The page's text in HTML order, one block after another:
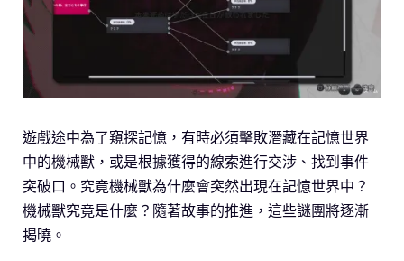
遊戲途中為了窺探記憶，有時必須擊敗潛藏在記憶世界
中的機械獸，或是根據獲得的線索進行交涉、找到事件
突破口。究竟機械獸為什麼會突然出現在記憶世界中？
機械獸究竟是什麼？隨著故事的推進，這些謎團將逐漸
揭曉。